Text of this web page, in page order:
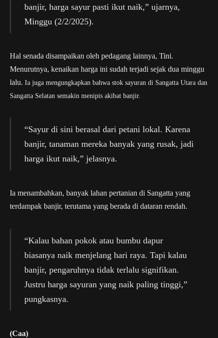
banjir, harga sayur pasti ikut naik,” ujarnya,
Minggu (2/2/2025).
Hal senada disampaikan oleh pedagang lainnya, Tini.
Menurutnya, kenaikan harga ini sudah terjadi sejak dua minggu
lalu. Ia juga mengungkapkan bahwa stok sayuran di Sangatta Utara dan
Sangatta Selatan semakin menipis akibat banjir.
“Sayur di sini berasal dari petani lokal. Karena
banjir, tanaman mereka banyak yang rusak, jadi
harga ikut naik,” jelasnya.
Ia menambahkan, banyak lahan pertanian di Sangatta yang
terdampak banjir, terutama yang berada di dataran rendah.
“Kalau bahan pokok atau bumbu dapur
biasanya naik menjelang hari raya. Tapi kalau
banjir, pengaruhnya tidak terlalu signifikan.
Justru harga sayuran yang naik paling tinggi,”
pungkasnya.
(Caa)